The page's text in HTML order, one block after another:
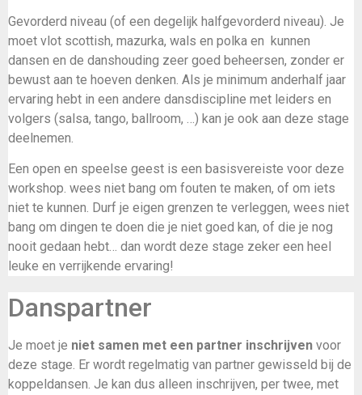
Gevorderd niveau (of een degelijk halfgevorderd niveau). Je
moet vlot scottish, mazurka, wals en polka en kunnen
dansen en de danshouding zeer goed beheersen, zonder er
bewust aan te hoeven denken. Als je minimum anderhalf jaar
ervaring hebt in een andere dansdiscipline met leiders en
volgers (salsa, tango, ballroom, …) kan je ook aan deze stage
deelnemen.
Een open en speelse geest is een basisvereiste voor deze
workshop. wees niet bang om fouten te maken, of om iets
niet te kunnen. Durf je eigen grenzen te verleggen, wees niet
bang om dingen te doen die je niet goed kan, of die je nog
nooit gedaan hebt… dan wordt deze stage zeker een heel
leuke en verrijkende ervaring!
Danspartner
Je moet je niet samen met een partner inschrijven voor
deze stage. Er wordt regelmatig van partner gewisseld bij de
koppeldansen. Je kan dus alleen inschrijven, per twee, met